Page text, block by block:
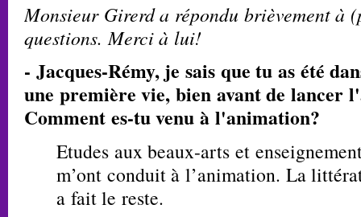
Monsieur Girerd a répondu brièvement à
questions. Merci à lui!
- Jacques-Rémy, je sais que tu as été
une première vie, bien avant de lancer
Comment es-tu venu à l'animation?
Etudes aux beaux-arts et
m’ont conduit à l’animation. La
a fait le reste.